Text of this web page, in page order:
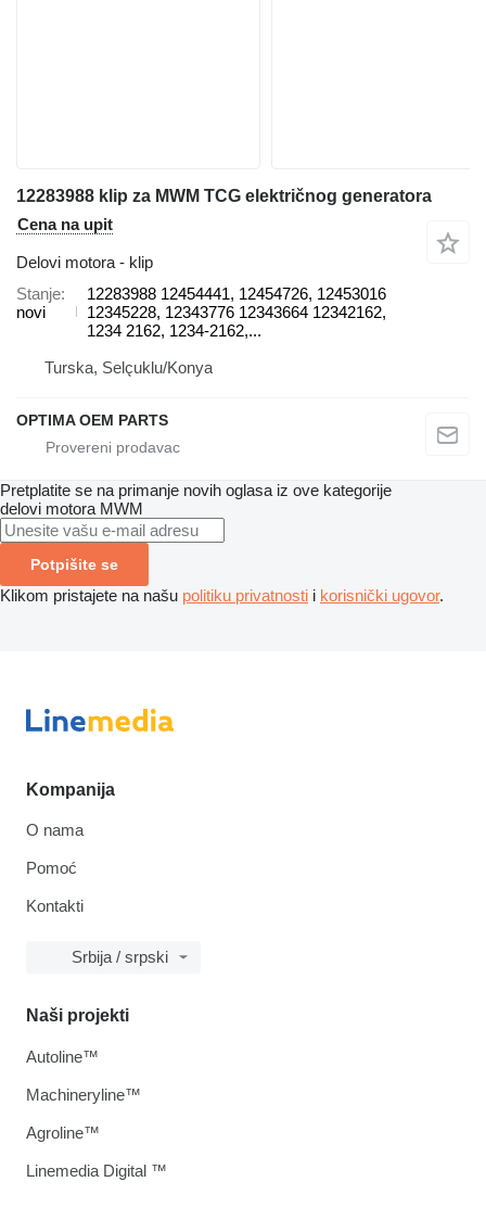
12283988 klip za MWM TCG električnog generatora
Cena na upit
Delovi motora - klip
Stanje
novi
12283988 12454441, 12454726, 12453016
12345228, 12343776 12343664 12342162,
1234 2162, 1234-2162,...
Turska, Selçuklu/Konya
OPTIMA OEM PARTS
Pretplatite se na primanje novih oglasa iz ove kategorije
delovi motora MWM
Potpišite se
Klikom pristajete na našu politiku privatnosti i korisnički ugovor.
Kompanija
O nama
Pomoć
Kontakti
Srbija / srpski
Naši projekti
Autoline™
Machineryline™
Agroline™
Linemedia Digital ™